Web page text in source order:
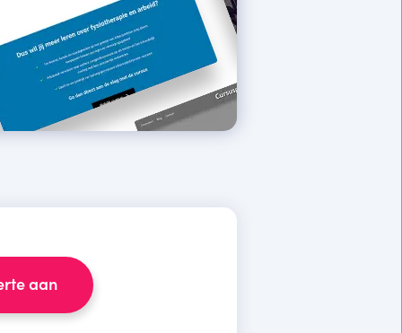
aan